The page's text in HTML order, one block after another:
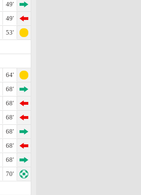
49'
49'
53'
64'
68'
68'
68'
68'
68'
68'
70'